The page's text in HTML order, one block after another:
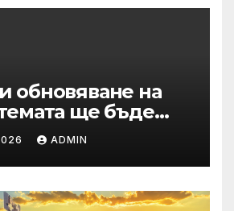
обновяване на
ще бъде
на 10
2026 г.
ADMIN